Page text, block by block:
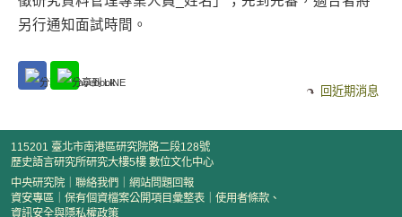
另行通知面試時間。
回近期消息
115201 臺北市南港區研究院路二段128號
歷史語言研究所研究大樓5樓 數位文化中心
中央研究院
聯絡我們
網站問題回報
資安專區
保有個資檔案公開項目彙整表
使用者條款、
資訊安全與隱私權政策